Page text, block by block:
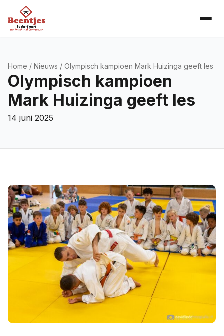
Home / Nieuws / Olympisch kampioen Mark Huizinga geeft les
Olympisch kampioen
Mark Huizinga geeft les
14 juni 2025